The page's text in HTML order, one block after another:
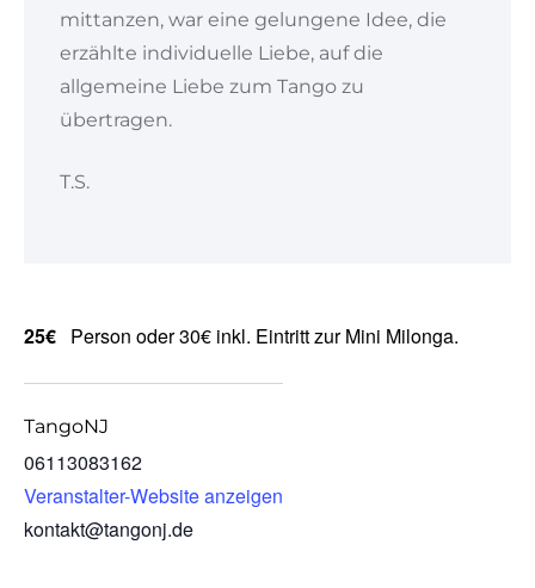
mittanzen, war eine gelungene Idee, die
erzählte individuelle Liebe, auf die
allgemeine Liebe zum Tango zu
übertragen.
T.S.
25€ Person oder 30€ inkl. Eintritt zur Mini Milonga.
TangoNJ
06113083162
Veranstalter-Website anzeigen
kontakt@tangonj.de